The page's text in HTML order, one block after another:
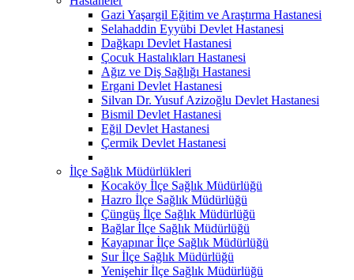
Gazi Yaşargil Eğitim ve Araştırma Hastanesi
Selahaddin Eyyübi Devlet Hastanesi
Dağkapı Devlet Hastanesi
Çocuk Hastalıkları Hastanesi
Ağız ve Diş Sağlığı Hastanesi
Ergani Devlet Hastanesi
Silvan Dr. Yusuf Azizoğlu Devlet Hastanesi
Bismil Devlet Hastanesi
Eğil Devlet Hastanesi
Çermik Devlet Hastanesi
İlçe Sağlık Müdürlükleri
Kocaköy İlçe Sağlık Müdürlüğü
Hazro İlçe Sağlık Müdürlüğü
Çüngüş İlçe Sağlık Müdürlüğü
Bağlar İlçe Sağlık Müdürlüğü
Kayapınar İlçe Sağlık Müdürlüğü
Sur İlçe Sağlık Müdürlüğü
Yenişehir İlçe Sağlık Müdürlüğü